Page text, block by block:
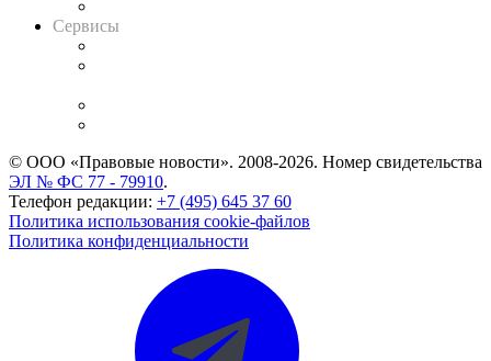
Сервисы
© ООО «Правовые новости». 2008-2026. Номер свидетельства
ЭЛ № ФС 77 - 79910.
Телефон редакции: +7 (495) 645 37 60
Политика использования cookie-файлов
Политика конфиденциальности